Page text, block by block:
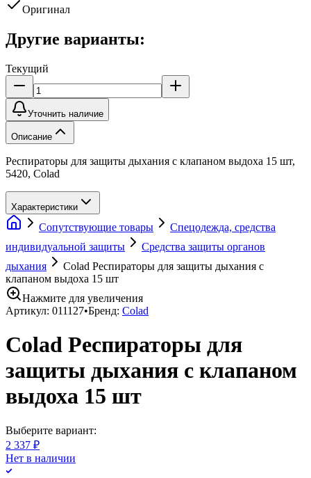
Оригинал
Другие варианты:
Текущий
Уточнить наличие
Описание
Респираторы для защиты дыхания с клапаном выдоха 15 шт,
5420, Colad
Характеристики
Сопутствующие товары
Спецодежда, средства
индивидуальной защиты
Средства защиты органов
дыхания
Colad Респираторы для защиты дыхания с
клапаном выдоха 15 шт
Нажмите для увеличения
Артикул: 011127•Бренд: Colad
Colad Респираторы для
защиты дыхания с клапаном
выдоха 15 шт
Выберите вариант:
2 337 ₽
Нет в наличии